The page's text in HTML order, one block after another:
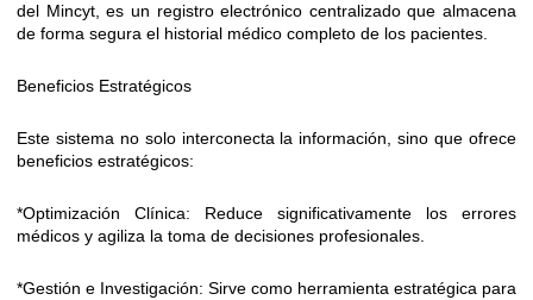
del Mincyt, es un registro electrónico centralizado que almacena
de forma segura el historial médico completo de los pacientes.
Beneficios Estratégicos
Este sistema no solo interconecta la información, sino que ofrece
beneficios estratégicos:
*Optimización Clínica: Reduce significativamente los errores
médicos y agiliza la toma de decisiones profesionales.
*Gestión e Investigación: Sirve como herramienta estratégica para